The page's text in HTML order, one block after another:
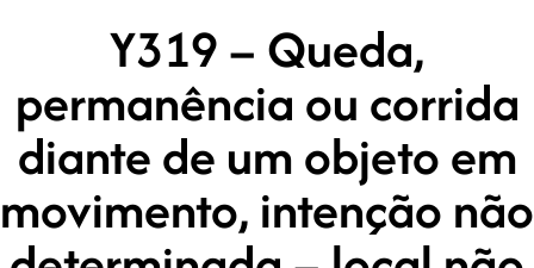
Y319 – Queda,
permanência ou corrida
diante de um objeto em
movimento, intenção não